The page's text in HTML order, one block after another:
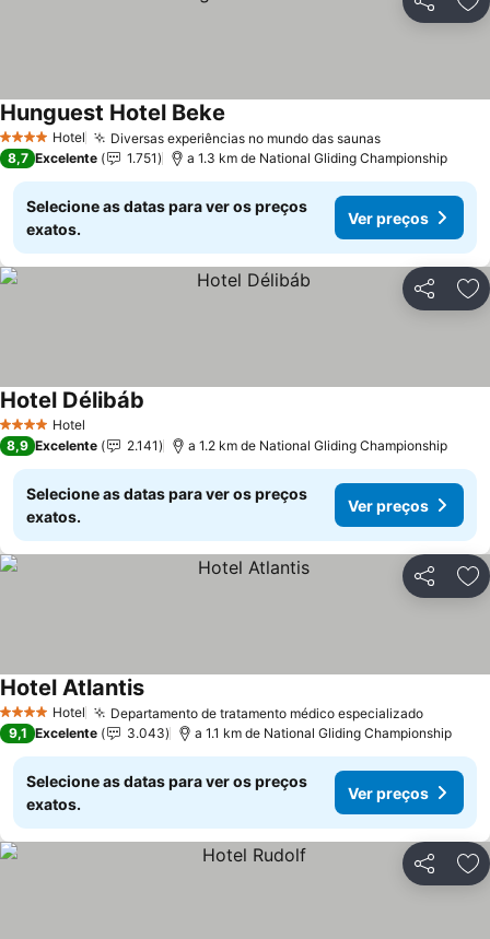
Partilhar
4 EstrelasHotel Diversas experiências no mundo das saunasVer preços
Hunguest Hotel Beke
8,7 Excelente 1.751 a 1.3 km de National Gliding Championship
Selecione as datas para ver os preços
exatos.
Ver preços
Partilhar
4 EstrelasHotel
Hotel Délibáb
8,9 Excelente 2.141 a 1.2 km de National Gliding Championship
Selecione as datas para ver os preços
exatos.
Ver preços
Partilhar
4 EstrelasHotel Departamento de tratamento médico especializadoVer
Hotel AtlantisVer preços
9,1 Excelente 3.043 a 1.1 km de National Gliding Championship
Selecione as datas para ver os preços
exatos.
Ver preços
Partilhar